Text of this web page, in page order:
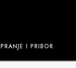
I PRIBOR